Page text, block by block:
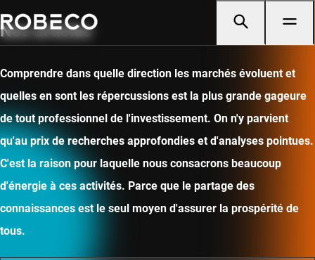
Nos articles
Comprendre dans quelle direction les marchés évoluent et
quelles en sont les répercussions est la plus grande gageure
de tout professionnel de l'investissement. On n'y parvient
qu'au prix de recherches approfondies et d'analyses pointues.
C'est la raison pour laquelle nous consacrons beaucoup
d'énergie à ces activités. Parce que le partage des
connaissances est le seul moyen d'assurer la prospérité de
tous.